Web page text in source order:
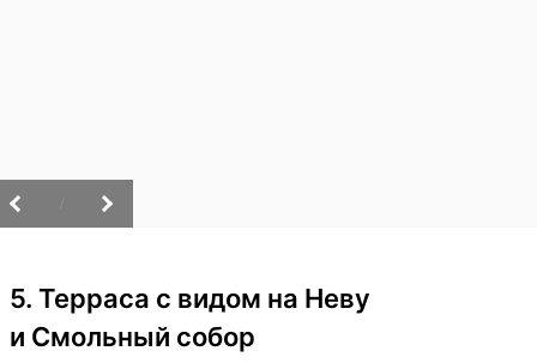
5. Терраса с видом на Неву
и Смольный собор